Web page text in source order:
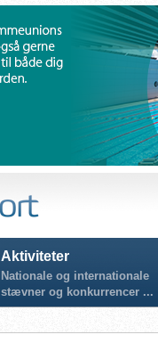
Aktiviteter
Nationale og internationale
stævner og konkurrencer ...